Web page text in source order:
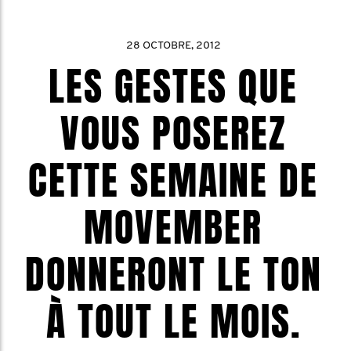
28 OCTOBRE, 2012
LES GESTES QUE
VOUS POSEREZ
CETTE SEMAINE DE
MOVEMBER
DONNERONT LE TON
À TOUT LE MOIS.